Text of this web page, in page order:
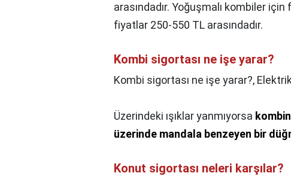
arasındadır. Yoğuşmalı kombiler
fiyatlar 250-550 TL arasındadır.
Kombi sigortası ne işe yarar?
Kombi sigortası ne işe yarar?,
Üzerindeki ışıklar yanmıyorsa
üzerinde mandala benzeyen bir
Konut sigortası neleri karşılar?